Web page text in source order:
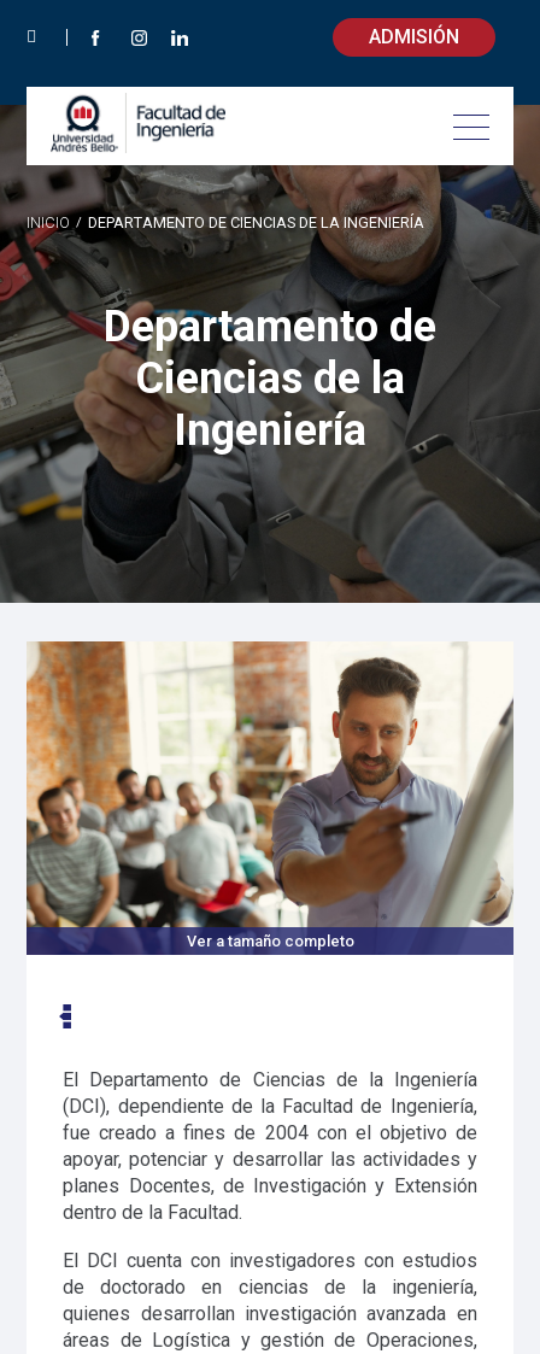
ADMISIÓN
INICIO / DEPARTAMENTO DE CIENCIAS DE LA INGENIERÍA
Departamento de
Ciencias de la
Ingeniería
El Departamento de Ciencias de la Ingeniería
(DCI), dependiente de la Facultad de Ingeniería,
fue creado a fines de 2004 con el objetivo de
apoyar, potenciar y desarrollar las actividades y
planes Docentes, de Investigación y Extensión
dentro de la Facultad.
El DCI cuenta con investigadores con estudios
de doctorado en ciencias de la ingeniería,
quienes desarrollan investigación avanzada en
áreas de Logística y gestión de Operaciones,
Ver a tamaño completo